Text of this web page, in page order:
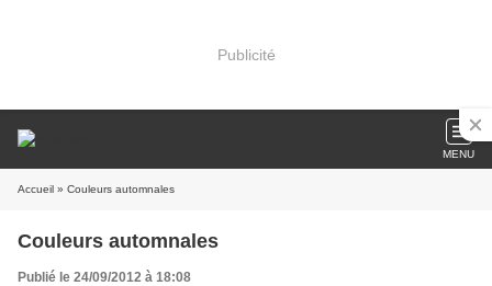
Publicité
MENU
Accueil » Couleurs automnales
Couleurs automnales
Publié le 24/09/2012 à 18:08